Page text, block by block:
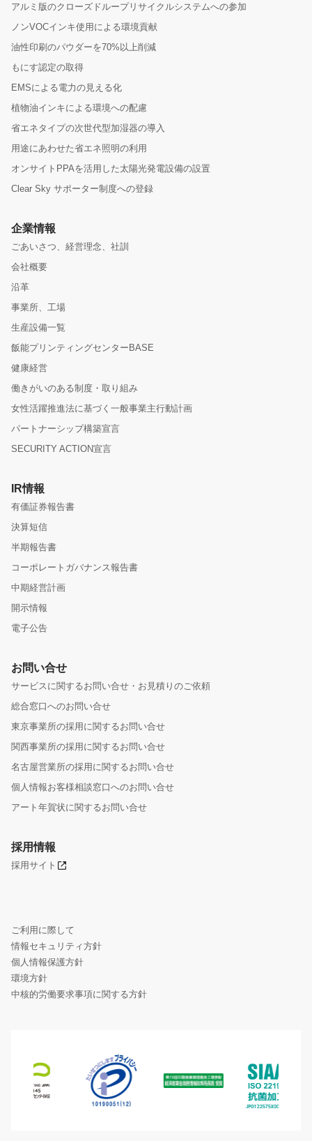
アルミ版のクローズドループリサイクルシステムへの参加
ノンVOCインキ使用による環境貢献
油性印刷のパウダーを70%以上削減
もにす認定の取得
EMSによる電力の見える化
植物油インキによる環境への配慮
省エネタイプの次世代型加湿器の導入
用途にあわせた省エネ照明の利用
オンサイトPPAを活用した太陽光発電設備の設置
Clear Sky サポーター制度への登録
企業情報
ごあいさつ、経営理念、社訓
会社概要
沿革
事業所、工場
生産設備一覧
飯能プリンティングセンターBASE
健康経営
働きがいのある制度・取り組み
女性活躍推進法に基づく一般事業主行動計画
パートナーシップ構築宣言
SECURITY ACTION宣言
IR情報
有価証券報告書
決算短信
半期報告書
コーポレートガバナンス報告書
中期経営計画
開示情報
電子公告
お問い合せ
サービスに関するお問い合せ・お見積りのご依頼
総合窓口へのお問い合せ
東京事業所の採用に関するお問い合せ
関西事業所の採用に関するお問い合せ
名古屋営業所の採用に関するお問い合せ
個人情報お客様相談窓口へのお問い合せ
アート年賀状に関するお問い合せ
採用情報
採用サイト
ご利用に際して
情報セキュリティ方針
個人情報保護方針
環境方針
中核的労働要求事項に関する方針